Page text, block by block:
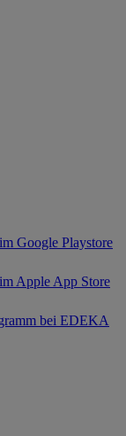
Google Playstore
Apple App Store
bei EDEKA